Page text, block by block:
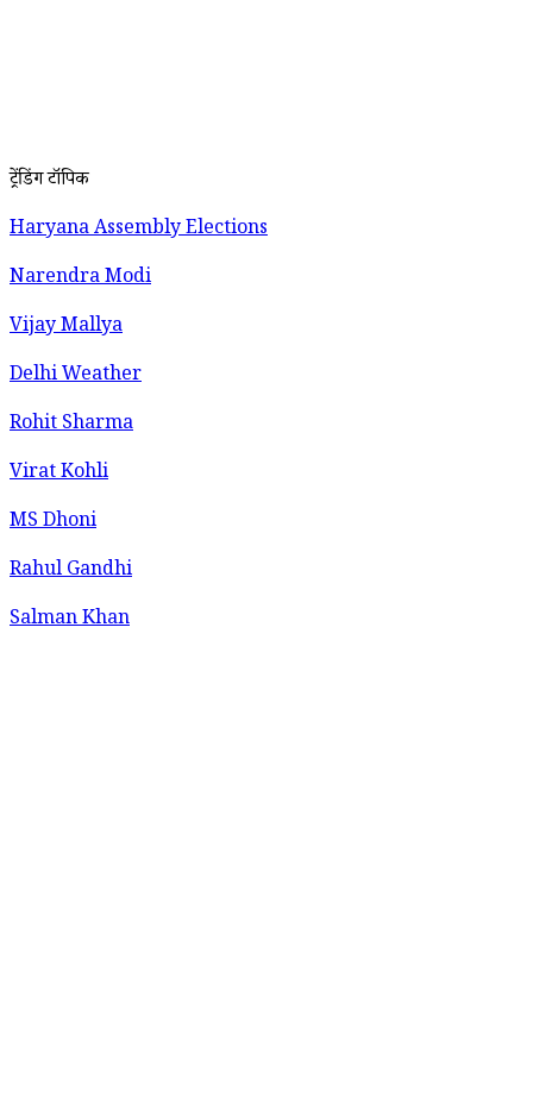
ट्रेंडिंग टॉपिक
Haryana Assembly Elections
Narendra Modi
Vijay Mallya
Delhi Weather
Rohit Sharma
Virat Kohli
MS Dhoni
Rahul Gandhi
Salman Khan